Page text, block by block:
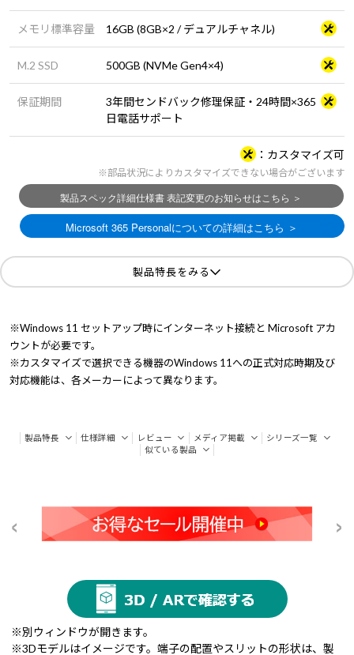
メモリ標準容量 16GB (8GB×2 / デュアルチャネル)
M.2 SSD 500GB (NVMe Gen4×4)
保証期間
3年間センドバック修理保証・24時間×365
日電話サポート
カスタマイズ可
※部品状況によりカスタマイズできない場合がございます
製品特長をみる
※Windows 11 セットアップ時にインターネット接続と Microsoft アカ
ウントが必要です。
※カスタマイズで選択できる機器のWindows 11への正式対応時期及び
対応機能は、各メーカーによって異なります。
製品特長 仕様詳細 レビュー メディア掲載
シリーズ一覧
似ている製品
※別ウィンドウが開きます。
※3Dモデルはイメージです。端子の配置やスリットの形状は、製